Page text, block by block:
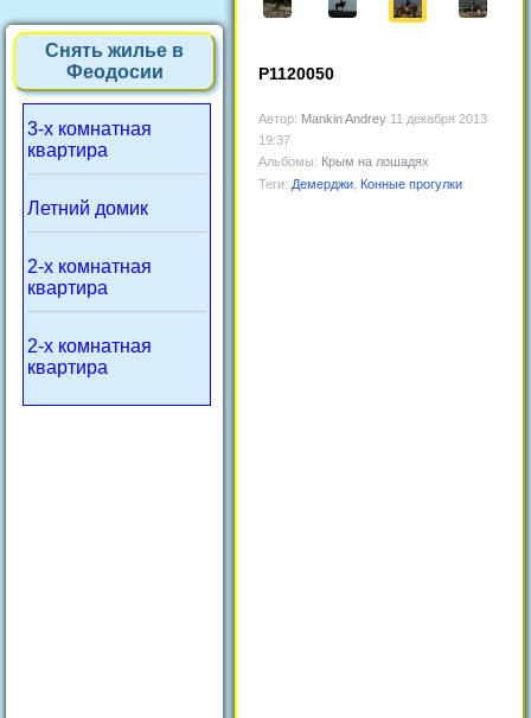
Снять жилье в
Феодосии
3-х комнатная
квартира
Летний домик
2-х комнатная
квартира
2-х комнатная
квартира
P1120050
Автор: Mankin Andrey 11 декабря 2013
19:37
Альбомы: Крым на лошадях
Теги: Демерджи Конные прогулки